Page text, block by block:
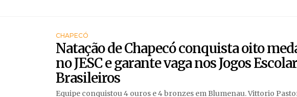
CHAPECÓ
Natação de Chapecó conquista oito
no JESC e garante vaga nos Jogos
Brasileiros
Equipe conquistou 4 ouros e 4 bronzes em Blumenau. Vittorio